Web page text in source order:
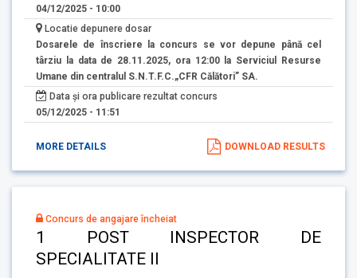
04/12/2025 - 10:00
Locatie depunere dosar
Dosarele de înscriere la concurs se vor depune până cel
târziu la data de 28.11.2025, ora 12:00 la Serviciul Resurse
Umane din centralul S.N.T.F.C.„CFR Călători” SA.
Data și ora publicare rezultat concurs
05/12/2025 - 11:51
MORE DETAILS DOWNLOAD RESULTS
Concurs de angajare încheiat
1 POST INSPECTOR DE
SPECIALITATE II